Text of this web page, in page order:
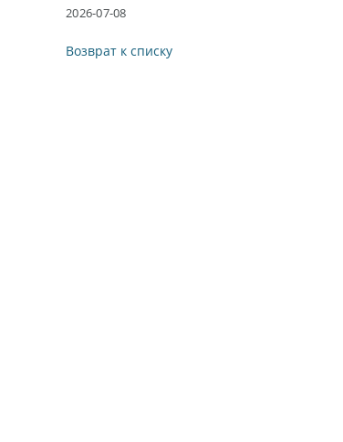
2026-07-08
Возврат к списку